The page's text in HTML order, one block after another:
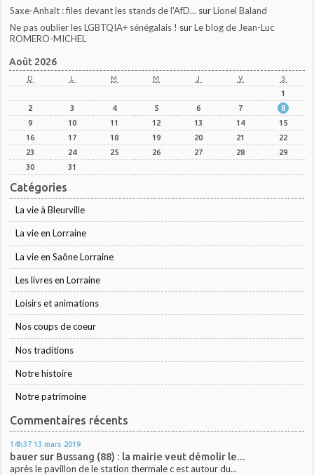
Saxe-Anhalt : files devant les stands de l'AfD... surLionel Baland
Ne pas oublier les LGBTQIA+ sénégalais ! surLe blog de Jean-Luc
ROMERO-MICHEL
Août 2026
D L M M J V S
1
2
3 4 5 6 7
8
9
10 11 12 13 14
15
16
17 18 19 20 21
22
23
24 25 26 27 28
29
30
31
Catégories
La vie à Bleurville
La vie en Lorraine
La vie en Saône Lorraine
Les livres en Lorraine
Loisirs et animations
Nos coups de coeur
Nos traditions
Notre histoire
Notre patrimoine
Commentaires récents
14h37 13 mars 2019
bauersur Bussang (88) : la mairie veut démolir le...
après le pavillon de le station thermale c est autour du...